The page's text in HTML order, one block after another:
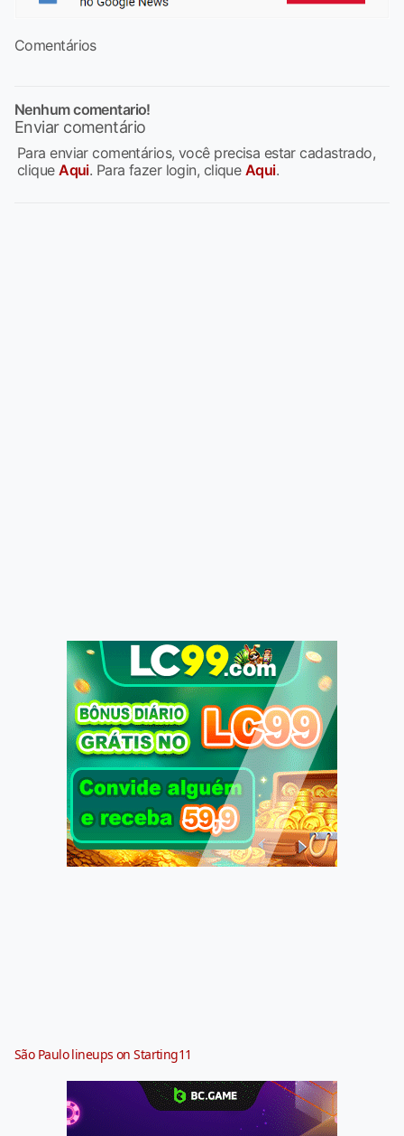
Comentários
Nenhum comentario!
Enviar comentário
Para enviar comentários, você precisa estar cadastrado,
cliqueAqui. Para fazer login, clique Aqui.
São Paulo lineups on Starting11